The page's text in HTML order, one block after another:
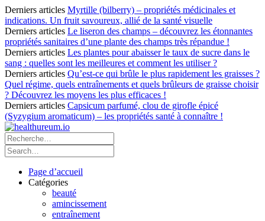
Derniers articles Myrtille (bilberry) – propriétés médicinales et
indications. Un fruit savoureux, allié de la santé visuelle
Derniers articles Le liseron des champs – découvrez les étonnantes
propriétés sanitaires d’une plante des champs très répandue !
Derniers articles Les plantes pour abaisser le taux de sucre dans le
sang : quelles sont les meilleures et comment les utiliser ?
Derniers articles Qu’est-ce qui brûle le plus rapidement les graisses ?
Quel régime, quels entraînements et quels brûleurs de graisse choisir
? Découvrez les moyens les plus efficaces !
Derniers articles Capsicum parfumé, clou de girofle épicé
(Syzygium aromaticum) – les propriétés santé à connaître !
Page d’accueil
Catégories
beauté
amincissement
entraînement